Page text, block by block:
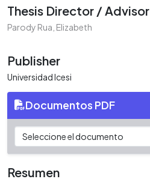
Thesis Director / Advisor
Parody Rua, Elizabeth
Publisher
Universidad Icesi
Documentos PDF
Resumen